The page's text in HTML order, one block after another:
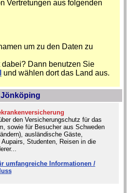
Vertretungen aus folgenden
um zu den Daten zu
Dann benutzen Sie
und wählen dort das Land aus.
den Versicherungschutz für das
sowie für Besucher aus Schweden
ausländische Gäste,
Studenten, Reisen in die
umfangreiche Informationen /